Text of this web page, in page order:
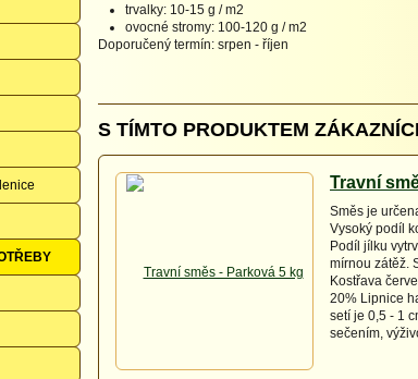
trvalky: 10-15 g / m2
ovocné stromy: 100-120 g / m2
Doporučený termín: srpen - říjen
S TÍMTO PRODUKTEM
Travní
Směs je
Vysoký podíl
Podíl jílku
mírnou zátěž.
Kostřava
20% Lipnice
setí je 0,5 - 1
sečením,